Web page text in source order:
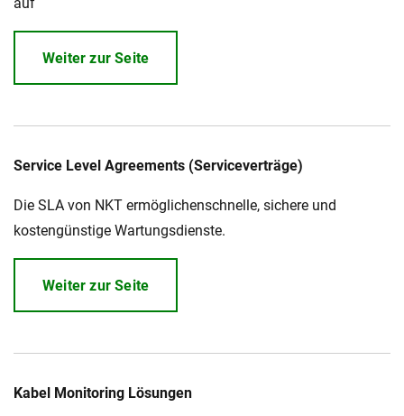
Weiter zur Seite
Service Level Agreements (Serviceverträge)
Die SLA von NKT ermöglichenschnelle, sichere und
kostengünstige Wartungsdienste.
Weiter zur Seite
Kabel Monitoring Lösungen